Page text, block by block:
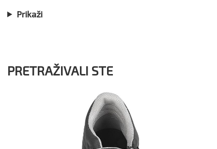
Prikaži
PRETRAŽIVALI STE